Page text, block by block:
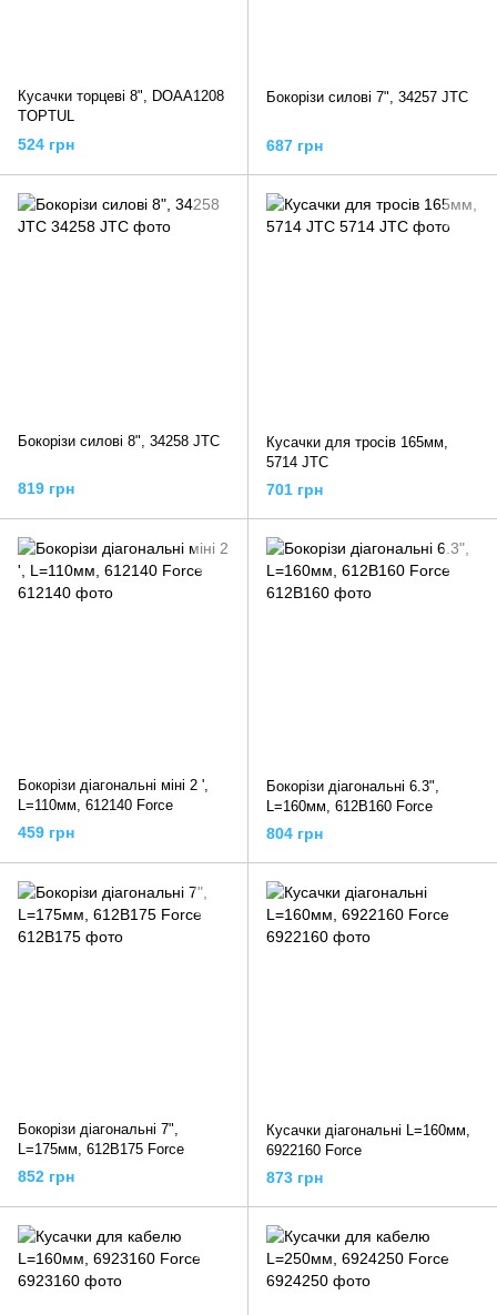
Кусачки торцеві 8", DOAA1208
TOPTUL
524 грн
Бокорізи силові 7", 34257 JTC
687 грн
Бокорізи силові 8", 34258 JTC
819 грн
Кусачки для тросів 165мм,
5714 JTC
701 грн
Бокорізи діагональні міні 2 ',
L=110мм, 612140 Force
459 грн
Бокорізи діагональні 6.3",
L=160мм, 612B160 Force
804 грн
Бокорізи діагональні 7",
L=175мм, 612B175 Force
852 грн
Кусачки діагональні L=160мм,
6922160 Force
873 грн